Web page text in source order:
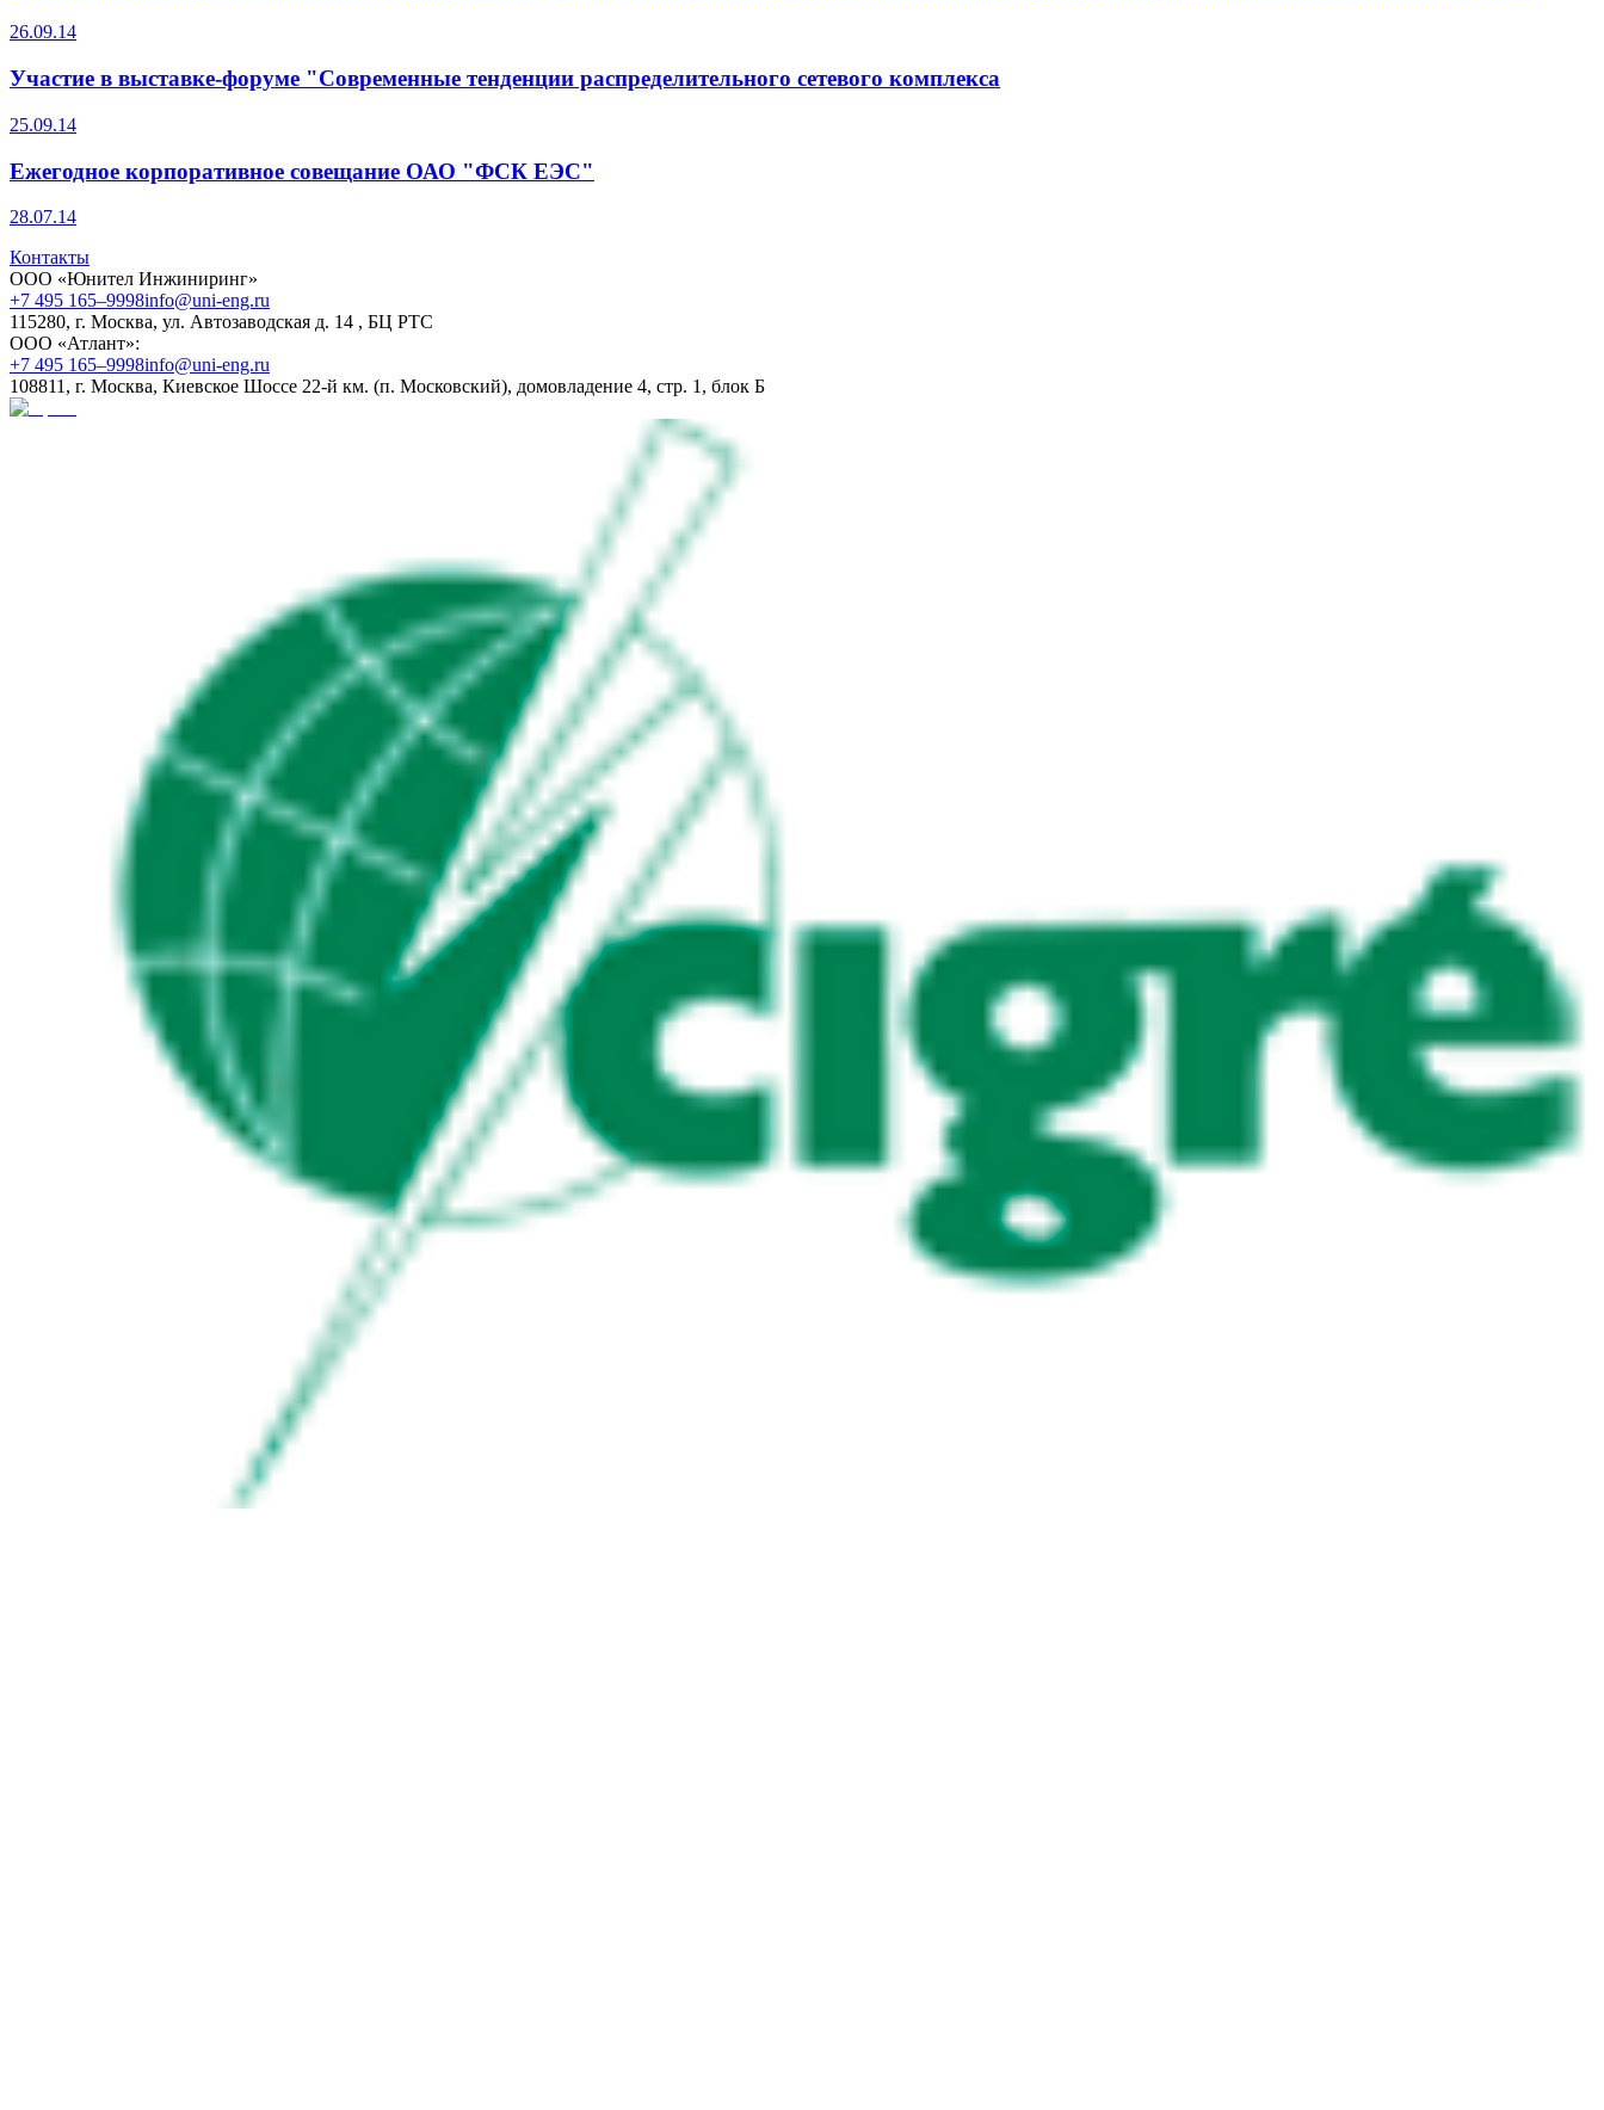
26.09.14
Участие в выставке-форуме "Современные тенденции распределительного сетевого комплекса
25.09.14
Ежегодное корпоративное совещание ОАО "ФСК ЕЭС"
28.07.14
Контакты
ООО «Юнител Инжиниринг»
+7 495 165–9998info@uni-eng.ru
115280, г. Москва, ул. Автозаводская д. 14 , БЦ РТС
ООО «Атлант»:
+7 495 165–9998info@uni-eng.ru
108811, г. Москва, Киевское Шоссе 22-й км. (п. Московский), домовладение 4, стр. 1, блок Б